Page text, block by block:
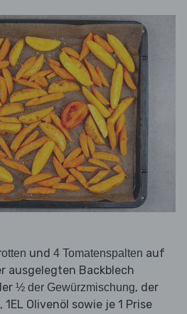
und 4 Tomatenspalten auf
ausgelegten Backblech
½ der Gewürzmischung, der
, 1EL Olivenöl sowie je 1 Prise